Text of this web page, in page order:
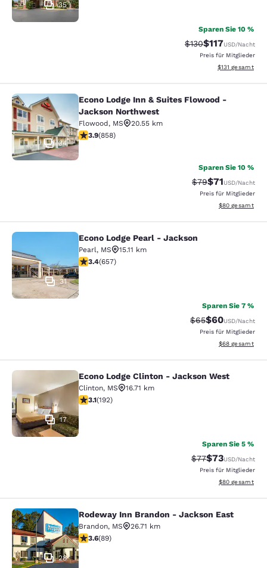
35
Sparen Sie 10 %
Durchgestrichener
$130Vergünstigter
$117USD/Nacht
Preis für Mitglieder
Geschätzte
$131 gesamt
Econo Lodge Inn & Suites Flowood
34
Econo Lodge Inn & Suites Flowood -
Jackson Northwest
Flowood, MS
20.55 km
3.94-Sterne-Bewertung. Gut. 858 Bewertungen
3.9(858)
Sparen Sie 10 %
$79Vergünstigter
$71USD/Nacht
Preis für Mitglieder
Geschätzte
$80 gesamt
Econo Lodge Pearl - Jackson
31
Econo Lodge Pearl - Jackson
Pearl, MS
15.11 km
3.36-Sterne-Bewertung. Gut. 657 Bewertungen
3.4(657)
Sparen Sie 7 %
$65Vergünstigter
$60USD/Nacht
Preis für Mitglieder
Geschätzte
$68 gesamt
Econo Lodge Clinton - Jackson
17
Econo Lodge Clinton - Jackson West
Clinton, MS
16.71 km
3.14-Sterne-Bewertung. Gut. 192 Bewertungen
3.1(192)
Sparen Sie 5 %
$77Vergünstigter
$73USD/Nacht
Preis für Mitglieder
Geschätzte
$80 gesamt
Rodeway Inn Brandon - Jackson
28
Rodeway Inn Brandon - Jackson East
Brandon, MS
26.71 km
3.56-Sterne-Bewertung. Gut. 89 Bewertungen
3.6(89)